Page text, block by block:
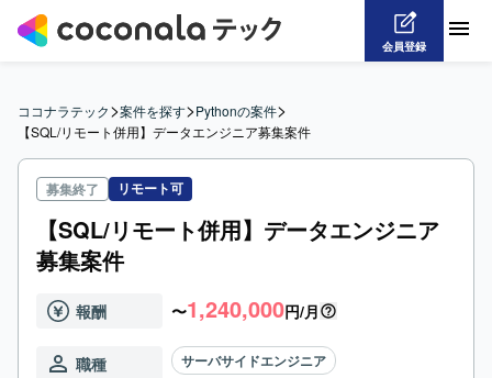
会員登録
ココナラテック>案件を探す>Pythonの案件>
【SQL/リモート併用】データエンジニア募集案件
募集終了 リモート可
【SQL/リモート併用】データエンジニア
募集案件
報酬 〜1,240,000円/月
職種 サーバサイドエンジニア